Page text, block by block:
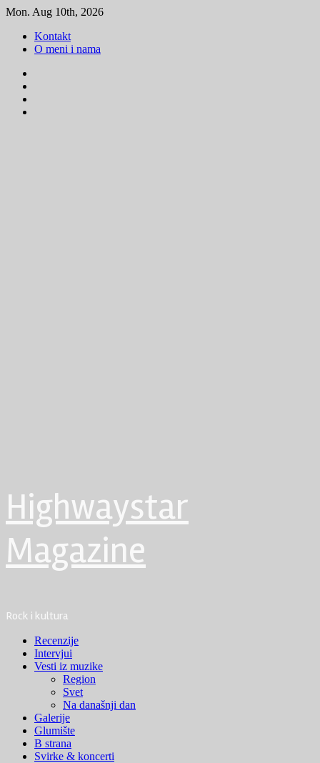
Skip
content
Mon. Aug 10th, 2026
Kontakt
O meni i nama
Highwaystar
Magazine
Rock i kultura
Primary
Menu
Recenzije
Intervjui
Vesti iz muzike
Region
Svet
Na današnji dan
Galerije
Glumište
B strana
Svirke & koncerti